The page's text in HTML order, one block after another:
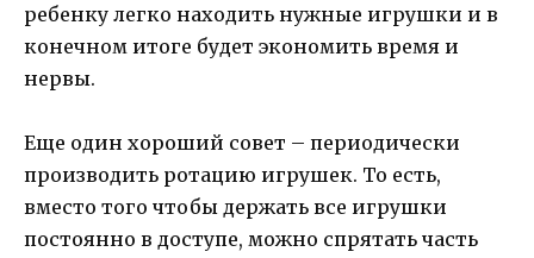
ребенку легко находить нужные игрушки и в
конечном итоге будет экономить время и
нервы.
Еще один хороший совет – периодически
производить ротацию игрушек. То есть,
вместо того чтобы держать все игрушки
постоянно в доступе, можно спрятать часть